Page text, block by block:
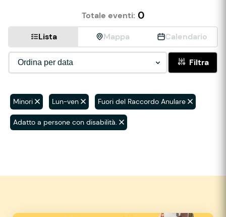
Totale eventi: 0
Lista Mappa Calendario
Filtra
Minori Lun-ven Fuori del Raccordo Anulare
Adatto a persone con disabilità.